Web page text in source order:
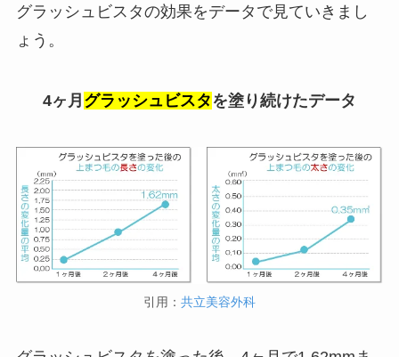
グラッシュビスタの効果をデータで見ていきまし
ょう。
4ヶ月 グラッシュビスタ を塗り続けたデータ
引用： 共立美容外科